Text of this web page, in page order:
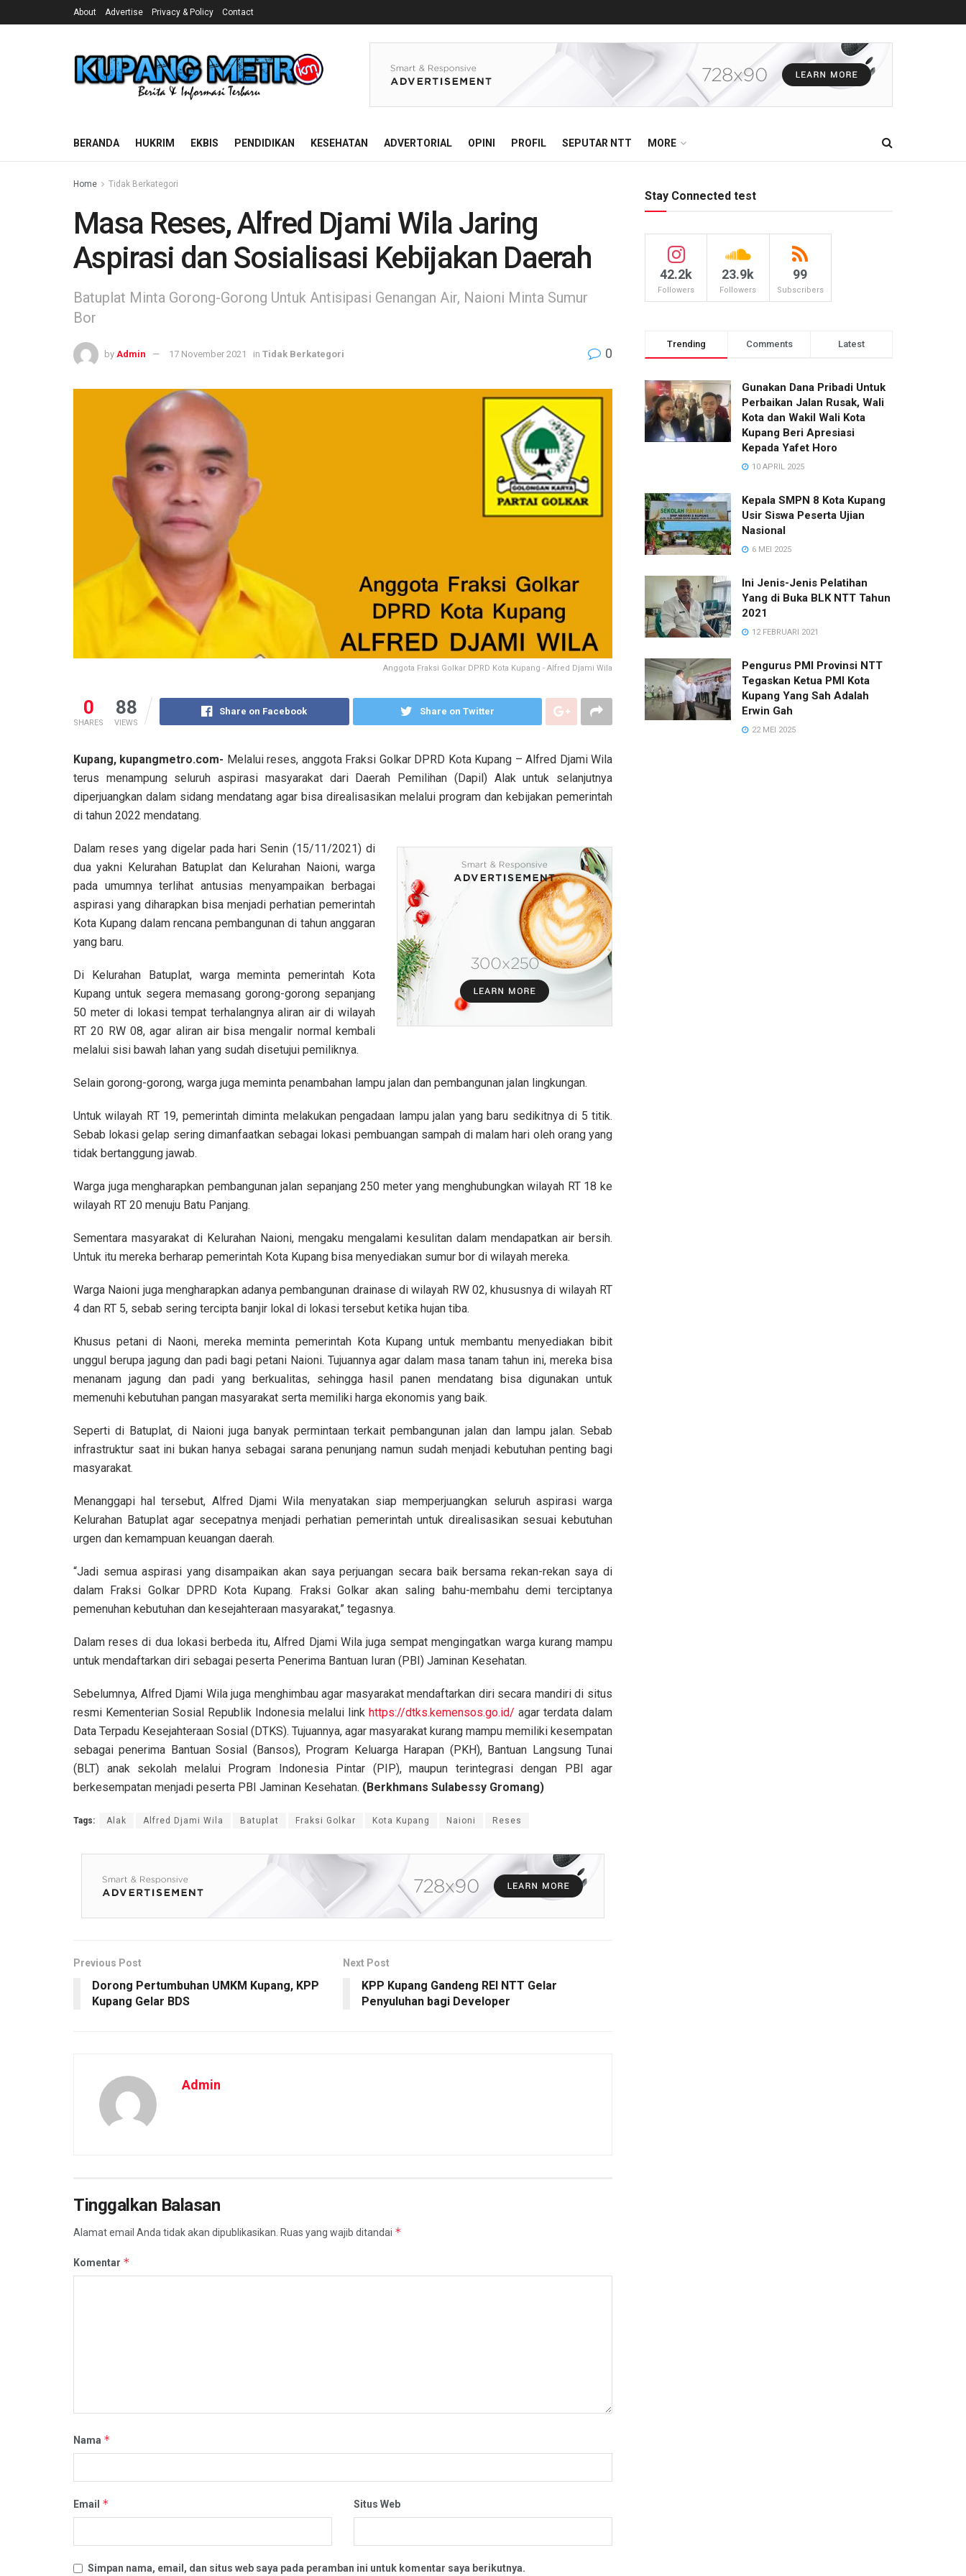
About Advertise Privacy & Policy Contact
BERANDA HUKRIM EKBIS PENDIDIKAN KESEHATAN ADVERTORIAL OPINI PROFIL SEPUTAR NTT MORE
Home Tidak Berkategori
Masa Reses, Alfred Djami Wila Jaring
Aspirasi dan Sosialisasi Kebijakan Daerah
Batuplat Minta Gorong-Gorong Untuk Antisipasi Genangan Air, Naioni Minta Sumur
Bor
by Admin 17 November 2021 in Tidak Berkategori 0
Anggota Fraksi Golkar DPRD Kota Kupang - Alfred Djami Wila
0
SHARES
88
VIEWS
Share on Facebook Share on Twitter
Kupang, kupangmetro.com- Melalui reses, anggota Fraksi Golkar DPRD Kota Kupang – Alfred Djami Wila
terus menampung seluruh aspirasi masyarakat dari Daerah Pemilihan (Dapil) Alak untuk selanjutnya
diperjuangkan dalam sidang mendatang agar bisa direalisasikan melalui program dan kebijakan pemerintah
di tahun 2022 mendatang.
Dalam reses yang digelar pada hari Senin (15/11/2021) di
dua yakni Kelurahan Batuplat dan Kelurahan Naioni, warga
pada umumnya terlihat antusias menyampaikan berbagai
aspirasi yang diharapkan bisa menjadi perhatian pemerintah
Kota Kupang dalam rencana pembangunan di tahun anggaran
yang baru.
Di Kelurahan Batuplat, warga meminta pemerintah Kota
Kupang untuk segera memasang gorong-gorong sepanjang
50 meter di lokasi tempat terhalangnya aliran air di wilayah
RT 20 RW 08, agar aliran air bisa mengalir normal kembali
melalui sisi bawah lahan yang sudah disetujui pemiliknya.
Selain gorong-gorong, warga juga meminta penambahan lampu jalan dan pembangunan jalan lingkungan.
Untuk wilayah RT 19, pemerintah diminta melakukan pengadaan lampu jalan yang baru sedikitnya di 5 titik.
Sebab lokasi gelap sering dimanfaatkan sebagai lokasi pembuangan sampah di malam hari oleh orang yang
tidak bertanggung jawab.
Warga juga mengharapkan pembangunan jalan sepanjang 250 meter yang menghubungkan wilayah RT 18 ke
wilayah RT 20 menuju Batu Panjang.
Sementara masyarakat di Kelurahan Naioni, mengaku mengalami kesulitan dalam mendapatkan air bersih.
Untuk itu mereka berharap pemerintah Kota Kupang bisa menyediakan sumur bor di wilayah mereka.
Warga Naioni juga mengharapkan adanya pembangunan drainase di wilayah RW 02, khususnya di wilayah RT
4 dan RT 5, sebab sering tercipta banjir lokal di lokasi tersebut ketika hujan tiba.
Khusus petani di Naoni, mereka meminta pemerintah Kota Kupang untuk membantu menyediakan bibit
unggul berupa jagung dan padi bagi petani Naioni. Tujuannya agar dalam masa tanam tahun ini, mereka bisa
menanam jagung dan padi yang berkualitas, sehingga hasil panen mendatang bisa digunakan untuk
memenuhi kebutuhan pangan masyarakat serta memiliki harga ekonomis yang baik.
Seperti di Batuplat, di Naioni juga banyak permintaan terkait pembangunan jalan dan lampu jalan. Sebab
infrastruktur saat ini bukan hanya sebagai sarana penunjang namun sudah menjadi kebutuhan penting bagi
masyarakat.
Menanggapi hal tersebut, Alfred Djami Wila menyatakan siap memperjuangkan seluruh aspirasi warga
Kelurahan Batuplat agar secepatnya menjadi perhatian pemerintah untuk direalisasikan sesuai kebutuhan
urgen dan kemampuan keuangan daerah.
“Jadi semua aspirasi yang disampaikan akan saya perjuangan secara baik bersama rekan-rekan saya di
dalam Fraksi Golkar DPRD Kota Kupang. Fraksi Golkar akan saling bahu-membahu demi terciptanya
pemenuhan kebutuhan dan kesejahteraan masyarakat,” tegasnya.
Dalam reses di dua lokasi berbeda itu, Alfred Djami Wila juga sempat mengingatkan warga kurang mampu
untuk mendaftarkan diri sebagai peserta Penerima Bantuan Iuran (PBI) Jaminan Kesehatan.
Sebelumnya, Alfred Djami Wila juga menghimbau agar masyarakat mendaftarkan diri secara mandiri di situs
resmi Kementerian Sosial Republik Indonesia melalui link https://dtks.kemensos.go.id/ agar terdata dalam
Data Terpadu Kesejahteraan Sosial (DTKS). Tujuannya, agar masyarakat kurang mampu memiliki kesempatan
sebagai penerima Bantuan Sosial (Bansos), Program Keluarga Harapan (PKH), Bantuan Langsung Tunai
(BLT) anak sekolah melalui Program Indonesia Pintar (PIP), maupun terintegrasi dengan PBI agar
berkesempatan menjadi peserta PBI Jaminan Kesehatan. (Berkhmans Sulabessy Gromang)
Tags: Alak Alfred Djami Wila Batuplat Fraksi Golkar Kota Kupang Naioni Reses
Previous Post
Dorong Pertumbuhan UMKM Kupang, KPP
Kupang Gelar BDS
Next Post
KPP Kupang Gandeng REI NTT Gelar
Penyuluhan bagi Developer
Admin
Tinggalkan Balasan
Alamat email Anda tidak akan dipublikasikan. Ruas yang wajib ditandai *
Komentar *
Nama *
Email * Situs Web
Simpan nama, email, dan situs web saya pada peramban ini untuk komentar saya berikutnya.
Stay Connected test
42.2k
Followers
23.9k
Followers
99
Subscribers
Trending Comments Latest
Gunakan Dana Pribadi Untuk
Perbaikan Jalan Rusak, Wali
Kota dan Wakil Wali Kota
Kupang Beri Apresiasi
Kepada Yafet Horo
10 APRIL 2025
Kepala SMPN 8 Kota Kupang
Usir Siswa Peserta Ujian
Nasional
6 MEI 2025
Ini Jenis-Jenis Pelatihan
Yang di Buka BLK NTT Tahun
2021
12 FEBRUARI 2021
Pengurus PMI Provinsi NTT
Tegaskan Ketua PMI Kota
Kupang Yang Sah Adalah
Erwin Gah
22 MEI 2025